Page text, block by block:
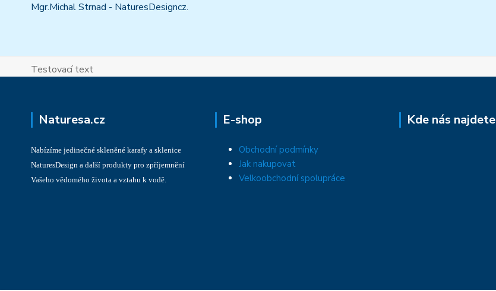
Mgr.Michal Strnad - NaturesDesigncz.
Testovací text
Naturesa.cz
Nabízíme jedinečné skleněné karafy a sklenice
NaturesDesign a další produkty pro zpříjemnění
Vašeho vědomého života a vztahu k vodě.
E-shop
Obchodní podmínky
Jak nakupovat
Velkoobchodní spolupráce
Kde nás najdete